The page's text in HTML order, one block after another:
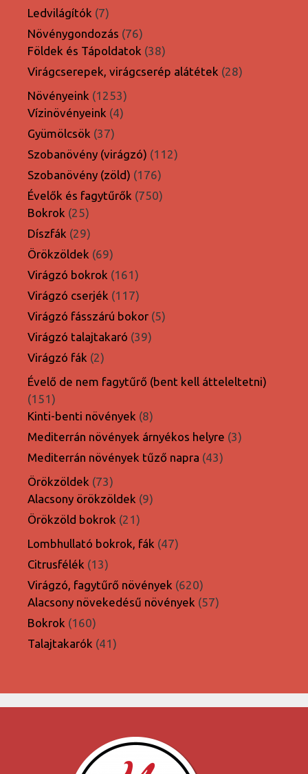
termék
Ledvilágítók 77
termék
Növénygondozás 7676
termék
Földek és Tápoldatok 3838
termék
Virágcserepek, virágcserép alátétek 2828
Növényeink 12531253
termék
Vízinövényeink 44
Gyümölcsök 3737
termék
Szobanövény (virágzó) 112112
Szobanövény (zöld) 176176
termék
Évelők és fagytűrők 750750
Bokrok 2525
termék
Díszfák 2929
termék
Örökzöldek 6969
termék
Virágzó bokrok 161161
termék
Virágzó cserjék 117117
termék
Virágzó fásszárú bokor 55
Virágzó talajtakaró 3939
Virágzó fák 22
termék
Évelő de nem fagytűrő (bent kell átteleltetni)
151151
termék
Kinti-benti növények 88
termék
Mediterrán növények árnyékos helyre 33
Mediterrán növények tűző napra 4343
Örökzöldek 7373
termék
Alacsony örökzöldek 99
Örökzöld bokrok 2121
termék
Lombhullató bokrok, fák 4747
Citrusfélék 1313
termék
Virágzó, fagytűrő növények 620620
termék
Alacsony növekedésű növények 5757
Bokrok 160160
termék
Talajtakarók 4141